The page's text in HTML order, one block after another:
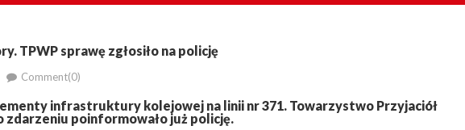
TPWP sprawę zgłosiło na policję
Comment(0)
infrastruktury kolejowej na linii nr 371. Towarzystwo Przyjaciół
poinformowało już policję.